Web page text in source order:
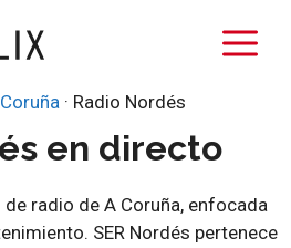
· Radio Nordés
en directo
de radio de A Coruña, enfocada
SER Nordés pertenece